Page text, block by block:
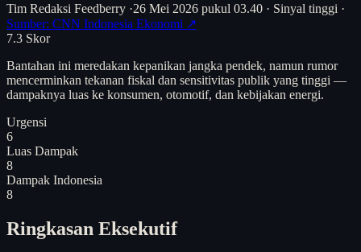
Tim Redaksi Feedberry ·26 Mei 2026 pukul 03.40 · Sinyal tinggi ·
Sumber: CNN Indonesia Ekonomi ↗
7.3 Skor
Bantahan ini meredakan kepanikan jangka pendek, namun rumor
mencerminkan tekanan fiskal dan sensitivitas publik yang tinggi —
dampaknya luas ke konsumen, otomotif, dan kebijakan energi.
Urgensi
6
Luas Dampak
8
Dampak Indonesia
8
Ringkasan Eksekutif